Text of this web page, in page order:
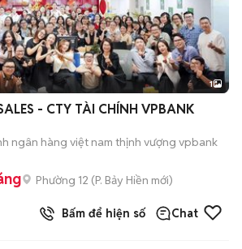
1
- CTY TÀI CHÍNH VPBANK
ngân hàng việt nam thịnh vượng vpbank
Phường 12 (P. Bảy Hiền mới)
Bấm để hiện số Chat